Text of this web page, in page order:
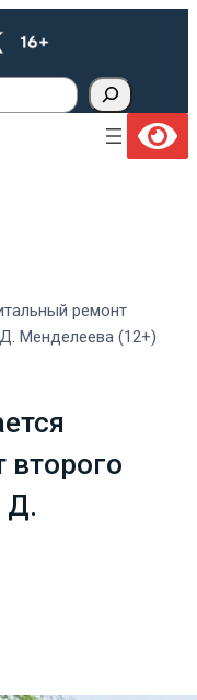
ремонт
Менделеева (12+)
второго
Д.